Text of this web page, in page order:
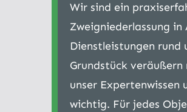
Wir sind ein
Zweigniederlassung
Dienstleistungen rund
Grundstück
unser
wichtig. Für jedes